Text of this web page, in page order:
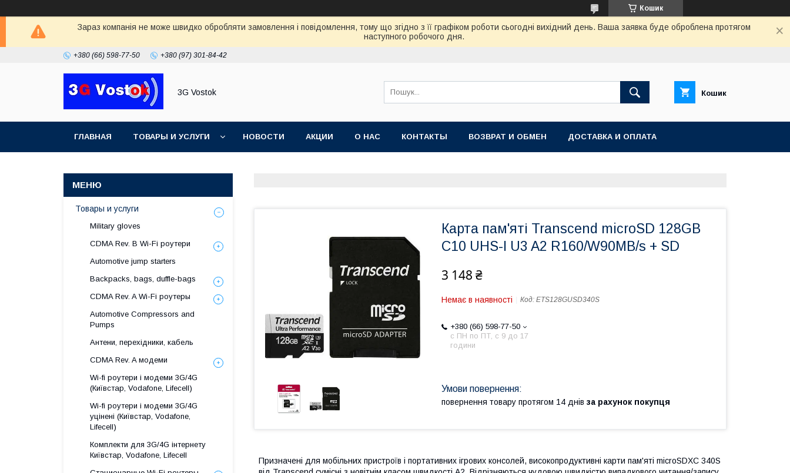
Кошик
Зараз компанія не може швидко обробляти замовлення і повідомлення, тому що згідно з її графіком роботи сьогодні вихідний день. Ваша заявка буде оброблена протягом
наступного робочого дня.
+380 (66) 598-77-50 +380 (97) 301-84-42
3G Vostok Кошик
ГЛАВНАЯ ТОВАРЫ И УСЛУГИ НОВОСТИ АКЦИИ О НАС КОНТАКТЫ ВОЗВРАТ И ОБМЕН ДОСТАВКА И ОПЛАТА
Карта пам'яті Transcend microSD 128GB
C10 UHS-I U3 A2 R160/W90MB/s + SD
3 148 ₴
Немає в наявності Код: ETS128GUSD340S
+380 (66) 598-77-50
с ПН по ПТ, с 9 до 17
години
повернення товару протягом 14 днів за рахунок покупця
Призначені для мобільних пристроїв і портативних ігрових консолей, високопродуктивні карти пам'яті microSDXC 340S
Товары и услуги
Military gloves
CDMA Rev. B Wi-Fi роутери
Automotive jump starters
Backpacks, bags, duffle-bags
CDMA Rev. A Wi-Fi роутеры
Automotive Compressors and
Pumps
Антени, перехідники, кабель
CDMA Rev. A модеми
Wi-fi роутери і модеми 3G/4G
(Київстар, Vodafone, Lifecell)
Wi-fi роутери і модеми 3G/4G
уцінені (Київстар, Vodafone,
Lifecell)
Комплекти для 3G/4G інтернету
Київстар, Vodafone, Lifecell